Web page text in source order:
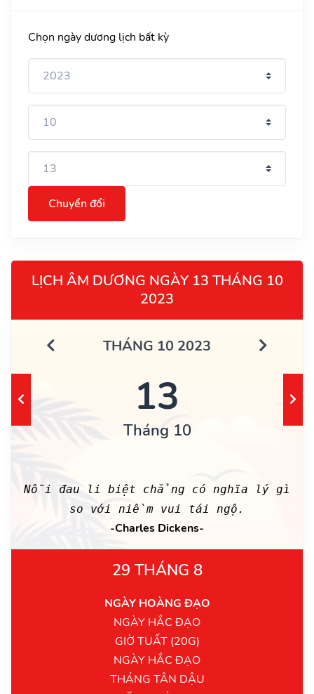
Chọn ngày dương lịch bất kỳ
Chuyển đổi
LỊCH ÂM DƯƠNG NGÀY 13 THÁNG 10
2023
THÁNG 10 2023
13
Tháng 10
Nỗi đau li biệt chẳng có nghĩa lý gì
so với niềm vui tái ngộ.
-Charles Dickens-
29 THÁNG 8
NGÀY HOÀNG ĐẠO
NGÀY HẮC ĐẠO
GIỜ TUẤT (20G)
NGÀY HẮC ĐẠO
THÁNG TÂN DẬU